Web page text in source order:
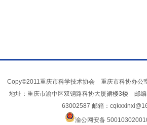
Copy©2011重庆市科学技术协会 重庆市科协办公
地址：重庆市渝中区双钢路科协大厦裙楼3楼 邮
63002587 邮箱：
渝公网安备